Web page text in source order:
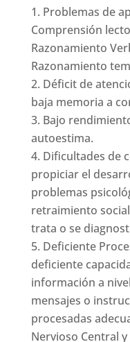
Problemas de
Comprensión
Razonamiento
Razonamiento
Déficit de
baja memoria a
Bajo
autoestima.
Dificultades de
propiciar el
problemas
retraimiento
trata o se
Deficiente
deficiente
información a
mensajes o
procesadas
Nervioso Central